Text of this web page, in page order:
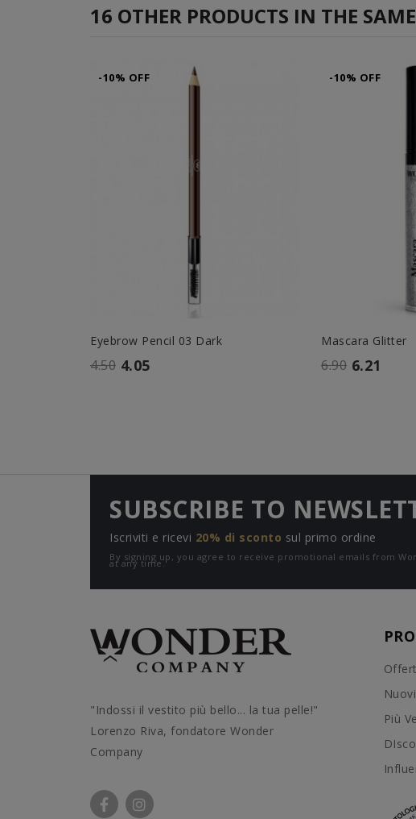
16 OTHER PRODUCTS IN THE
-10% OFF
Eyebrow Pencil 03 Dark
4.50 4.05
-10% OFF
Mascara Glitter
6.90 6.21
SUBSCRIBE TO
Iscriviti e ricevi 20% di sconto sul primo ordine
By signing up, you agree to receive promotional emails from
at any time.
"Indossi il vestito più bello... la tua pelle!"
Lorenzo Riva, fondatore Wonder
Company
Più